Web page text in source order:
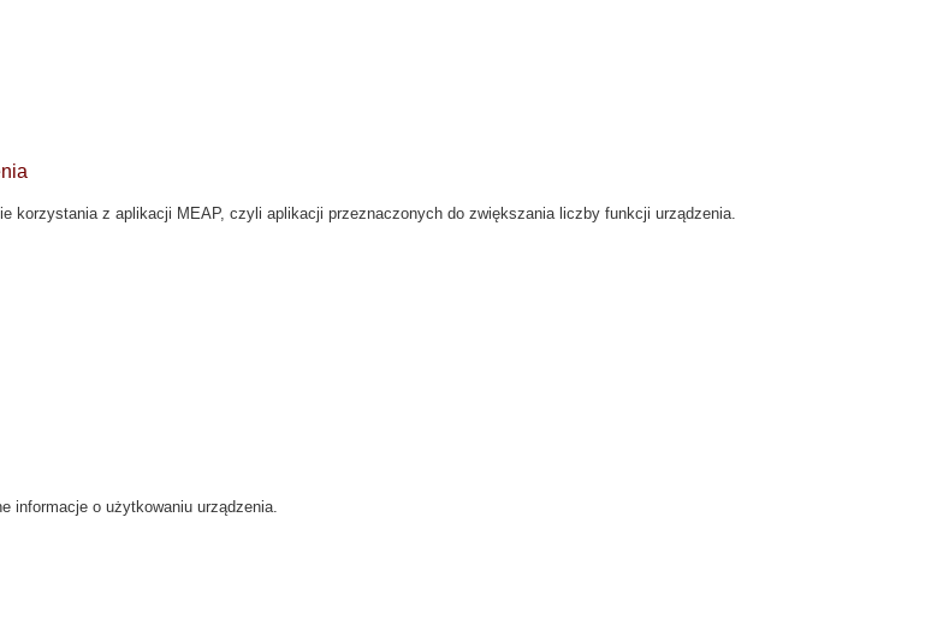
korzystania z aplikacji MEAP, czyli aplikacji przeznaczonych do zwiększania liczby funkcji urządzenia.
informacje o użytkowaniu urządzenia.